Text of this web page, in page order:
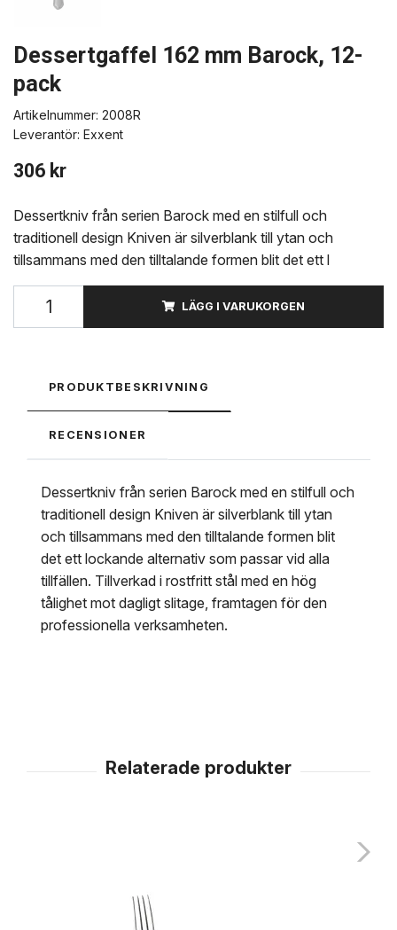
Dessertgaffel 162 mm Barock, 12-
pack
Artikelnummer: 2008R
Leverantör: Exxent
306 kr
Dessertkniv från serien Barock med en stilfull och
traditionell design Kniven är silverblank till ytan och
tillsammans med den tilltalande formen blit det ett l
LÄGG I VARUKORGEN
PRODUKTBESKRIVNING
RECENSIONER
Dessertkniv från serien Barock med en stilfull och
traditionell design Kniven är silverblank till ytan
och tillsammans med den tilltalande formen blit
det ett lockande alternativ som passar vid alla
tillfällen. Tillverkad i rostfritt stål med en hög
tålighet mot dagligt slitage, framtagen för den
professionella verksamheten.